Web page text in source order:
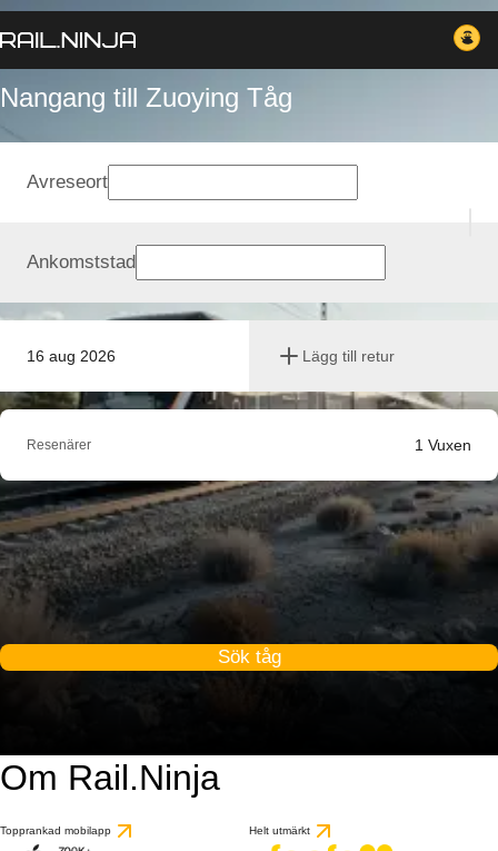
Nangang till Zuoying Tåg
16 aug 2026 Lägg till retur
Avreseort
Ankomststad
Resenärer 1 Vuxen
Sök tåg
Om Rail.Ninja
Topprankad mobilapp Helt utmärkt